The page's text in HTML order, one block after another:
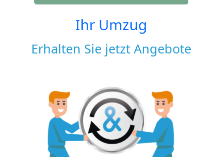
Ihr Umzug
Erhalten Sie jetzt Angebote